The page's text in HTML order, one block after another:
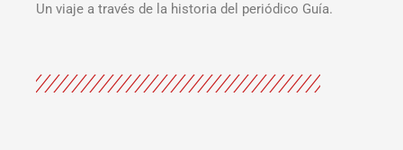
Un viaje a través de la historia del periódico Guía.